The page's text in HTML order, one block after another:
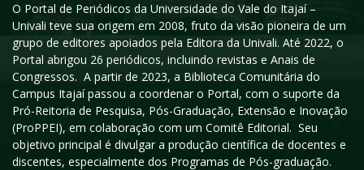
O Portal de Periódicos da Universidade do Vale do Itajaí –
Univali teve sua origem em 2008, fruto da visão pioneira de um
grupo de editores apoiados pela Editora da Univali. Até 2022, o
Portal abrigou 26 periódicos, incluindo revistas e Anais de
Congressos. A partir de 2023, a Biblioteca Comunitária do
Campus Itajaí passou a coordenar o Portal, com o suporte da
Pró-Reitoria de Pesquisa, Pós-Graduação, Extensão e Inovação
(ProPPEI), em colaboração com um Comitê Editorial. Seu
objetivo principal é divulgar a produção científica de docentes e
discentes, especialmente dos Programas de Pós-graduação.